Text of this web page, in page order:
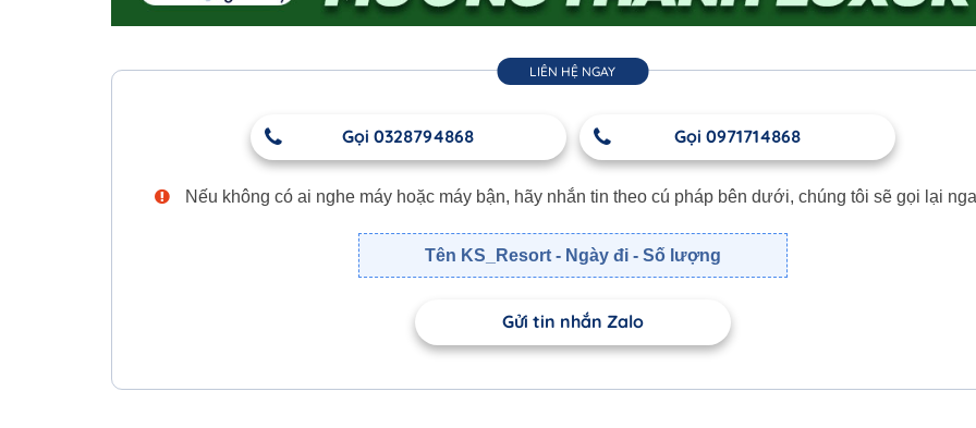
LIÊN HỆ NGAY
Gọi 0328794868 Gọi 0971714868
Nếu không có ai nghe máy hoặc máy bận, hãy nhắn tin theo cú pháp bên dưới, chúng tôi sẽ gọi lại
Tên KS_Resort - Ngày đi - Số lượng
Gửi tin nhắn Zalo